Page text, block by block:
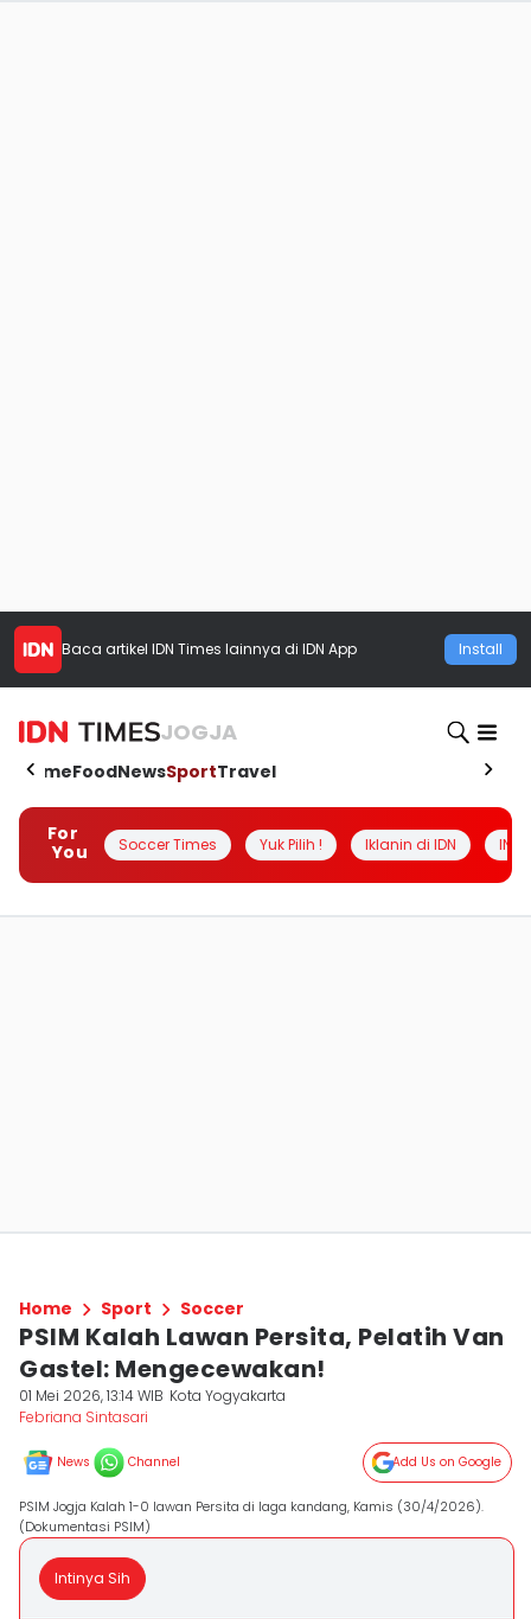
Baca artikel IDN Times lainnya di IDN App Install
JOGJA
HomeFoodNewsSportTravel
For
You
Soccer Times Yuk Pilih ! Iklanin di IDN
Home Sport Soccer
PSIM Kalah Lawan Persita, Pelatih Van
Gastel: Mengecewakan!
01 Mei 2026, 13:14 WIB Kota Yogyakarta
Febriana Sintasari
News Channel Add Us on Google
PSIM Jogja Kalah 1-0 lawan Persita di laga kandang, Kamis (30/4/2026).
(Dokumentasi PSIM)
Intinya Sih